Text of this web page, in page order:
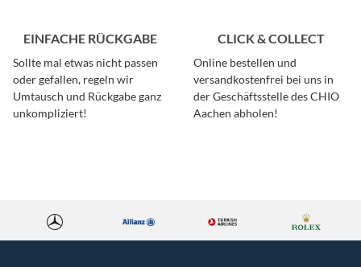
EINFACHE RÜCKGABE
Sollte mal etwas nicht passen
oder gefallen, regeln wir
Umtausch und Rückgabe ganz
unkompliziert!
CLICK & COLLECT
Online bestellen und
versandkostenfrei bei uns in
der Geschäftsstelle des CHIO
Aachen abholen!